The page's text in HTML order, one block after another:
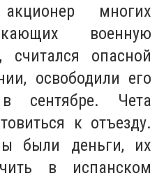
многих
военную
считался опасной
освободили его
Чета
к отъезду.
были деньги, их
в испанском